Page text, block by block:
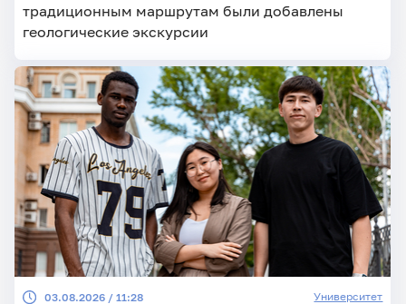
традиционным маршрутам были добавлены
геологические экскурсии
03.08.2026 / 11:28 Университет